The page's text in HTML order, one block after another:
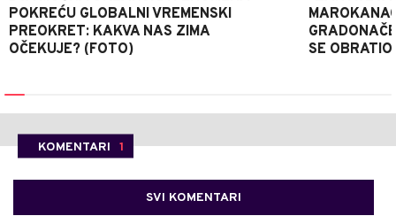
POKREĆU GLOBALNI VREMENSKI
PREOKRET: KAKVA NAS ZIMA
OČEKUJE? (FOTO)
SE
KOMENTARI 1
SVI KOMENTARI